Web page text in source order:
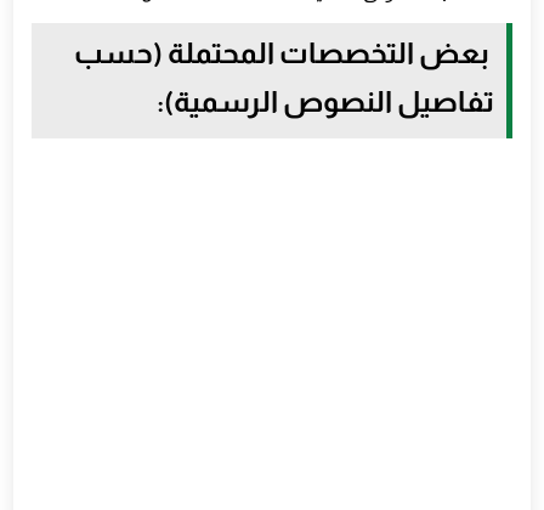
بعض التخصصات المحتملة (حسب
تفاصيل النصوص الرسمية):